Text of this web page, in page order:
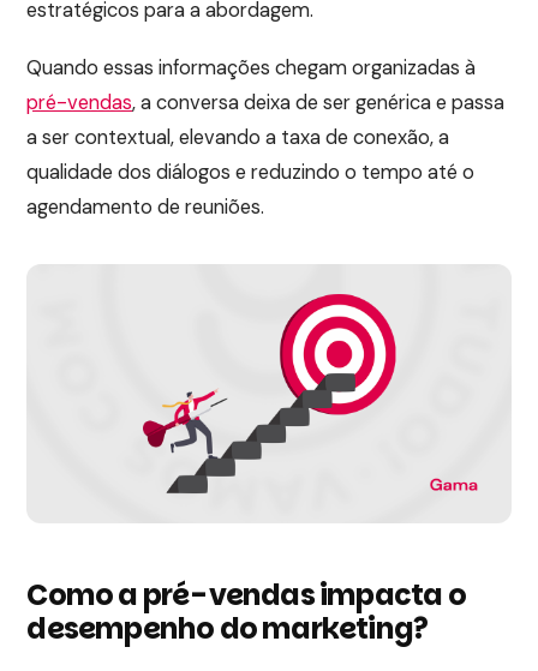
estratégicos para a abordagem.
Quando essas informações chegam organizadas à
pré-vendas, a conversa deixa de ser genérica e passa
a ser contextual, elevando a taxa de conexão, a
qualidade dos diálogos e reduzindo o tempo até o
agendamento de reuniões.
Como a pré-vendas impacta o
desempenho do marketing?